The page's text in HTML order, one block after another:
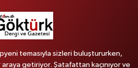
temasıyla sizleri buluştururken,
getiriyor. Şatafattan kaçınıyor ve